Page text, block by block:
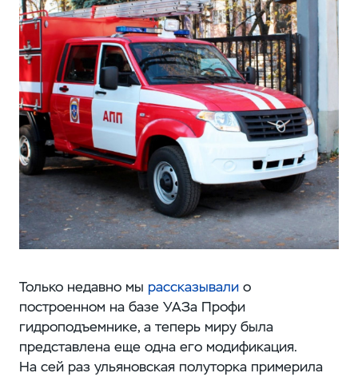
Только недавно мы рассказывалио
построенном на базе УАЗа Профи
гидроподъемнике, а теперь миру была
представлена еще одна его модификация.
На сей раз ульяновская полуторка примерила